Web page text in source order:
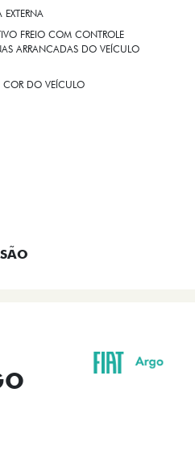
EXTERNA
FREIO COM CONTROLE
ARRANCADAS DO VEÍCULO
COR DO VEÍCULO